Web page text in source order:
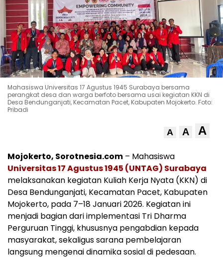
Mahasiswa Universitas 17 Agustus 1945 Surabaya bersama
perangkat desa dan warga berfoto bersama usai kegiatan KKN di
Desa Bendunganjati, Kecamatan Pacet, Kabupaten Mojokerto. Foto:
Pribadi
A A A
Mojokerto, Sorotnesia.com – Mahasiswa
Universitas 17 Agustus 1945 (UNTAG) Surabaya
melaksanakan kegiatan Kuliah Kerja Nyata (KKN) di
Desa Bendunganjati, Kecamatan Pacet, Kabupaten
Mojokerto, pada 7–18 Januari 2026. Kegiatan ini
menjadi bagian dari implementasi Tri Dharma
Perguruan Tinggi, khususnya pengabdian kepada
masyarakat, sekaligus sarana pembelajaran
langsung mengenai dinamika sosial di pedesaan.